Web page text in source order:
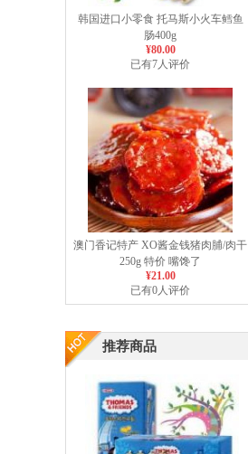
韩国进口小零食 托马斯小火车鳕鱼
肠400g
¥80.00
已有7人评价
澳门香记特产 XO酱金钱猪肉脯/肉干
250g 特价 嘴馋了
¥21.00
已有0人评价
推荐商品